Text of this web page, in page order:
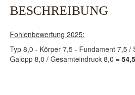
BESCHREIBUNG
Fohlenbewertung 2025:
Typ 8,0 - Körper 7,5 - Fundament 7,5 /
Galopp 8,0 / Gesamteindruck 8,0 =